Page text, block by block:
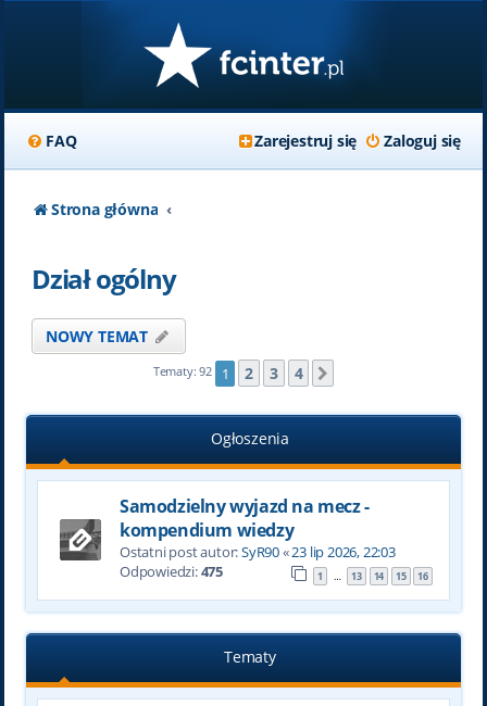
FAQ Zaloguj się
Zarejestruj się
Strona główna
Dział ogólny
NOWY TEMAT
Tematy: 92 1 2 3 4
Ogłoszenia
Samodzielny wyjazd na mecz -
kompendium wiedzy
Ostatni post autor:SyR90«23 lip 2026, 22:03
Odpowiedzi:475 1 … 13 14 15 16
Tematy